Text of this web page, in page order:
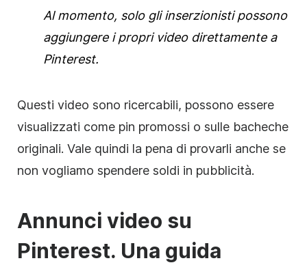
Al momento, solo gli inserzionisti possono
aggiungere i propri video direttamente a
Pinterest.
Questi video sono ricercabili, possono essere
visualizzati come pin promossi o sulle bacheche
originali. Vale quindi la pena di provarli anche se
non vogliamo spendere soldi in pubblicità.
Annunci video su
Pinterest. Una guida